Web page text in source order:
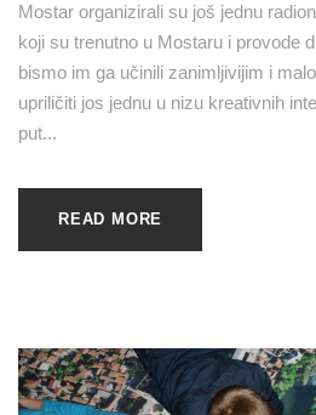
Mostar organizirali su još jednu
koji su trenutno u Mostaru i provode
bismo im ga učinili zanimljivijim i
upriličiti jos jednu u nizu kreativnih
put...
READ MORE